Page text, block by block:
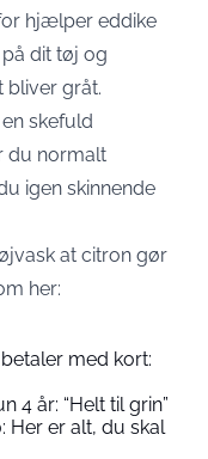
hjælper eddike
dit tøj og
bliver gråt.
skefuld
du normalt
igen skinnende
at citron gør
her:
med kort:
4 år: “Helt til grin”
Her er alt, du skal